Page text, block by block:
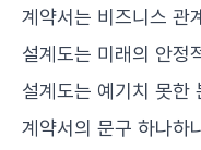
계약서는 비즈니스 관
설계도는 미래의 안정
설계도는 예기치 못한
계약서의 문구 하나하